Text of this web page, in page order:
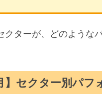
クターが、どのような
】セクター別パフ